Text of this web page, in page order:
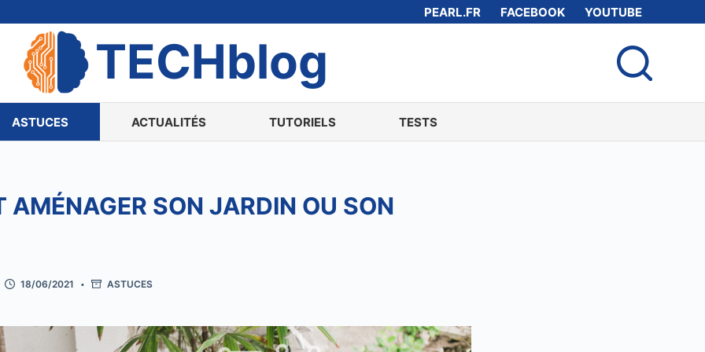
PEARL.FR FACEBOOK YOUTUBE
TECHblog
ASTUCES ACTUALITÉS TUTORIELS TESTS
AMÉNAGER SON JARDIN OU SON
18/06/2021 ASTUCES